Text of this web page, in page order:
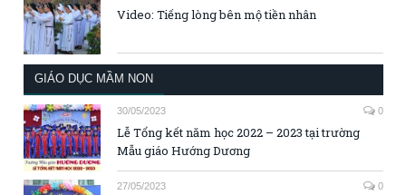
Video: Tiếng lòng bên mộ tiền nhân
GIÁO DỤC MẦM NON
30/05/2023 0
Lễ Tổng kết năm học 2022 – 2023 tại trường
Mẫu giáo Hướng Dương
27/05/2023 0